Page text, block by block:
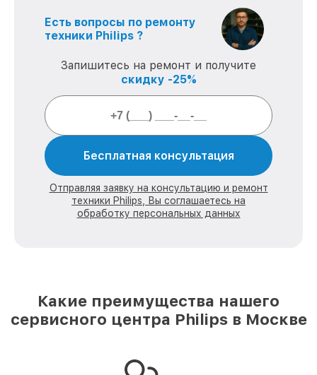
Есть вопросы по ремонту
техники Philips ?
Запишитесь на ремонт и получите
скидку -25%
Бесплатная консультация
Отправляя заявку на консультацию и ремонт
техники Philips, Вы соглашаетесь на
обработку персональных данных
Какие преимущества нашего
сервисного центра Philips в Москве